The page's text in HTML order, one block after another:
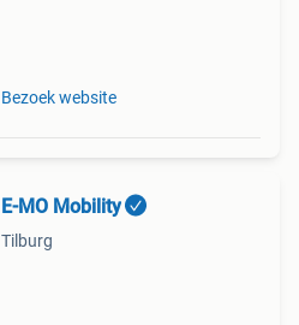
Bezoek website
E-MO Mobility
Tilburg